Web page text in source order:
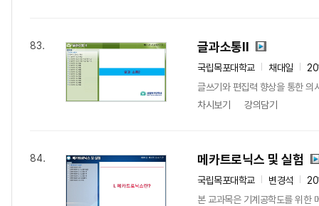
83. 글과소통II
국립목포대학교 채대일
글쓰기와 편집력 향상을 통한 의
차시보기
강의담기
84. 메카트로닉스 및 실험
국립목포대학교 변경석
본 교과목은 기계공학도를 위한